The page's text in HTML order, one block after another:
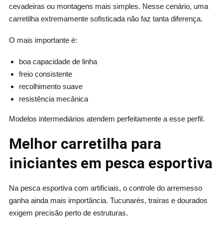
cevadeiras ou montagens mais simples. Nesse cenário, uma
carretilha extremamente sofisticada não faz tanta diferença.
O mais importante é:
boa capacidade de linha
freio consistente
recolhimento suave
resistência mecânica
Modelos intermediários atendem perfeitamente a esse perfil.
Melhor carretilha para
iniciantes em pesca esportiva
Na pesca esportiva com artificiais, o controle do arremesso
ganha ainda mais importância. Tucunarés, traíras e dourados
exigem precisão perto de estruturas.